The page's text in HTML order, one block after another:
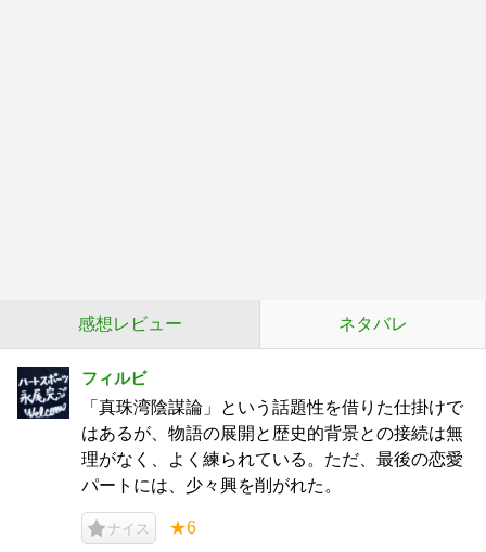
感想レビュー ネタバレ
フィルビ
「真珠湾陰謀論」という話題性を借りた仕掛けで
はあるが、物語の展開と歴史的背景との接続は無
理がなく、よく練られている。ただ、最後の恋愛
パートには、少々興を削がれた。
ナイス ★6